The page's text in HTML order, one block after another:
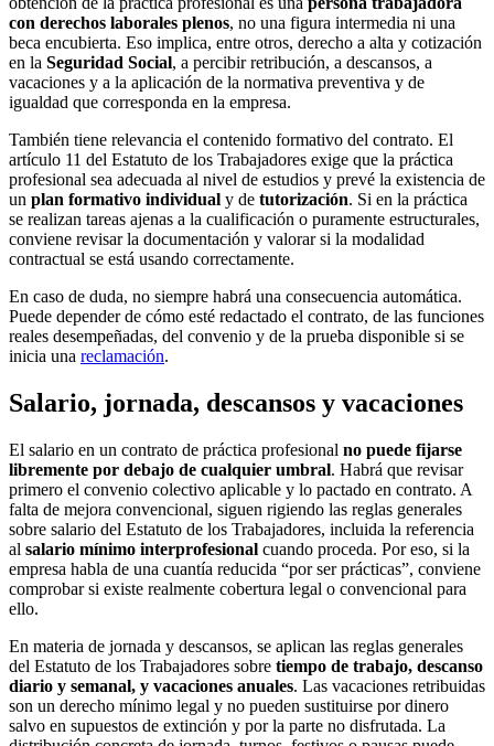
con derechos laborales plenos, no una figura intermedia ni una
beca encubierta. Eso implica, entre otros, derecho a alta y cotización
en la Seguridad Social, a percibir retribución, a descansos, a
vacaciones y a la aplicación de la normativa preventiva y de
igualdad que corresponda en la empresa.
También tiene relevancia el contenido formativo del contrato. El
artículo 11 del Estatuto de los Trabajadores exige que la práctica
profesional sea adecuada al nivel de estudios y prevé la existencia de
un plan formativo individual y de tutorización. Si en la práctica
se realizan tareas ajenas a la cualificación o puramente estructurales,
conviene revisar la documentación y valorar si la modalidad
contractual se está usando correctamente.
En caso de duda, no siempre habrá una consecuencia automática.
Puede depender de cómo esté redactado el contrato, de las funciones
reales desempeñadas, del convenio y de la prueba disponible si se
inicia una reclamación.
Salario, jornada, descansos y vacaciones
El salario en un contrato de práctica profesional no puede fijarse
libremente por debajo de cualquier umbral. Habrá que revisar
primero el convenio colectivo aplicable y lo pactado en contrato. A
falta de mejora convencional, siguen rigiendo las reglas generales
sobre salario del Estatuto de los Trabajadores, incluida la referencia
al salario mínimo interprofesional cuando proceda. Por eso, si la
empresa habla de una cuantía reducida “por ser prácticas”, conviene
comprobar si existe realmente cobertura legal o convencional para
ello.
En materia de jornada y descansos, se aplican las reglas generales
del Estatuto de los Trabajadores sobre tiempo de trabajo, descanso
diario y semanal, y vacaciones anuales. Las vacaciones retribuidas
son un derecho mínimo legal y no pueden sustituirse por dinero
salvo en supuestos de extinción y por la parte no disfrutada. La